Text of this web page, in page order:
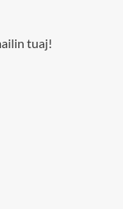
tuaj!